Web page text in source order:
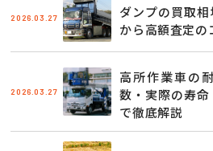
2026.03.27
ダンプの買取
から高額査定の
2026.03.27
高所作業車の
数・実際の寿
で徹底解説